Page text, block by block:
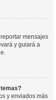
mensajes
y guiará a
y enviados más